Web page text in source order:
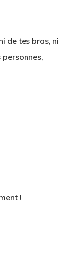
de tes bras, ni
personnes,
!